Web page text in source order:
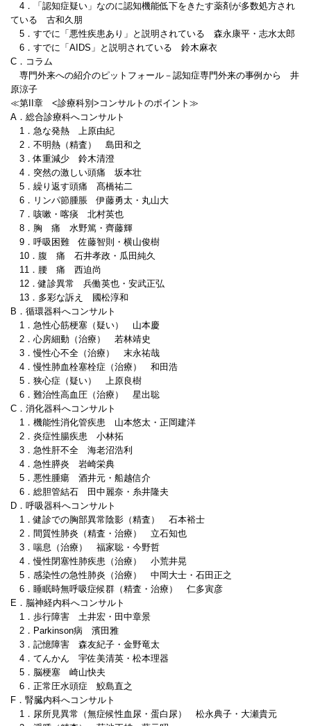
4．「認知症疑い」なのに認知機能低下をきたす薬剤が多数処方され
ている 古和久朋
5．すでに「悪性疾患あり」と説明されている 森永康平・志水太郎
6．すでに「AIDS」と説明されている 鈴木麻衣
C．コラム
専門外来への紹介のピットフォール－認知症専門外来の事例から 井
原涼子
≪第II章 <診療科別>コンサルトのポイント≫
A．総合診療科へコンサルト
1．急な発熱 上原由紀
2．不明熱（精査） 島田和之
3．体重減少 鈴木清澄
4．突然の激しい頭痛 坂本壮
5．繰り返す頭痛 髙橋祐二
6．リンパ節腫脹 伊藤勇太・丸山大
7．咳嗽・喀痰 北村英也
8．胸 痛 水野篤・齊藤輝
9．呼吸困難 佐藤智則・横山俊樹
10．腹 痛 石井孝政・瓜田純久
11．腰 痛 西迫尚
12．健診異常 兵働英也・安武正弘
13．多彩な訴え 國松淳和
B．循環器科へコンサルト
1．急性心筋梗塞（疑い） 山本慶
2．心房細動（治療） 若林靖史
3．慢性心不全（治療） 末永祐哉
4．慢性肺血栓塞栓症（治療） 和田浩
5．狭心症（疑い） 上原良樹
6．難治性高血圧（治療） 星出聡
C．消化器科へコンサルト
1．機能性消化管疾患 山本悠太・正岡建洋
2．炎症性腸疾患 小林拓
3．急性肝不全 海老沼浩利
4．急性膵炎 岩崎栄典
5．悪性腫瘍 酒井元・船越信介
6．総胆管結石 田中麗奈・糸井隆夫
D．呼吸器科へコンサルト
1．健診での胸部異常陰影（精査） 石本裕士
2．間質性肺炎（精査・治療） 立石知也
3．喘息（治療） 福家聡・今野哲
4．慢性閉塞性肺疾患（治療） 小荒井晃
5．感染性の急性肺炎（治療） 中岡大士・石田正之
6．睡眠時無呼吸症候群（精査・治療） 仁多寅彦
E．脳神経内科へコンサルト
1．歩行障害 土井宏・田中章景
2．Parkinson病 濱田雅
3．記憶障害 森友紀子・金野竜太
4．てんかん 宇佐美清英・松本理器
5．脳梗塞 崎山快夫
6．正常圧水頭症 鮫島直之
F．腎臓内科へコンサルト
1．尿所見異常（無症候性血尿・蛋白尿） 松永典子・大瀬貴元